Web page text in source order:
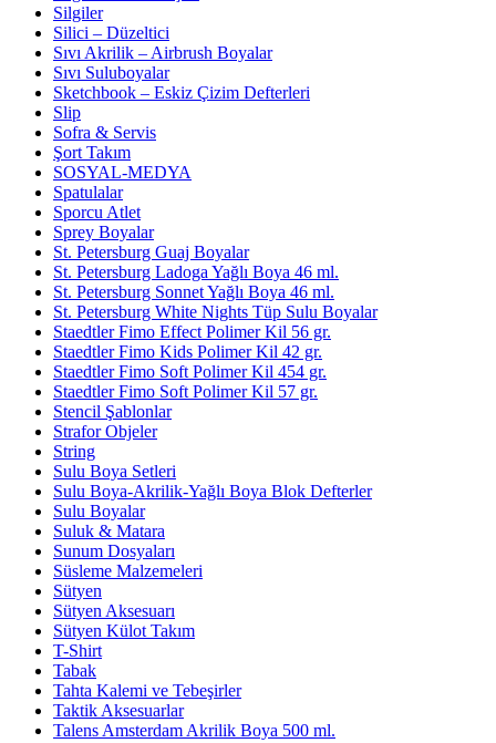
Silgiler
Silici – Düzeltici
Sıvı Akrilik – Airbrush Boyalar
Sıvı Suluboyalar
Sketchbook – Eskiz Çizim Defterleri
Slip
Sofra & Servis
Şort Takım
SOSYAL-MEDYA
Spatulalar
Sporcu Atlet
Sprey Boyalar
St. Petersburg Guaj Boyalar
St. Petersburg Ladoga Yağlı Boya 46 ml.
St. Petersburg Sonnet Yağlı Boya 46 ml.
St. Petersburg White Nights Tüp Sulu Boyalar
Staedtler Fimo Effect Polimer Kil 56 gr.
Staedtler Fimo Kids Polimer Kil 42 gr.
Staedtler Fimo Soft Polimer Kil 454 gr.
Staedtler Fimo Soft Polimer Kil 57 gr.
Stencil Şablonlar
Strafor Objeler
String
Sulu Boya Setleri
Sulu Boya-Akrilik-Yağlı Boya Blok Defterler
Sulu Boyalar
Suluk & Matara
Sunum Dosyaları
Süsleme Malzemeleri
Sütyen
Sütyen Aksesuarı
Sütyen Külot Takım
T-Shirt
Tabak
Tahta Kalemi ve Tebeşirler
Taktik Aksesuarlar
Talens Amsterdam Akrilik Boya 500 ml.